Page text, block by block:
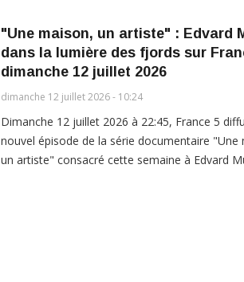
"Une maison, un artiste" : Edvard
dans la lumière des fjords sur
dimanche 12 juillet 2026
dimanche 12 juillet 2026 - 10:24
Dimanche 12 juillet 2026 à 22:45, France 5
nouvel épisode de la série documentaire "Une
un artiste" consacré cette semaine à Edvard